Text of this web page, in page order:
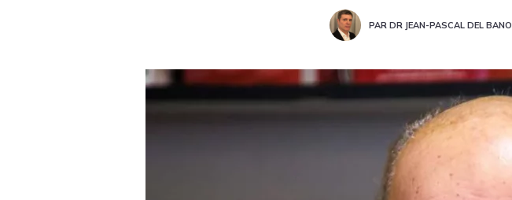
PAR DR JEAN-PASCAL DEL BANO